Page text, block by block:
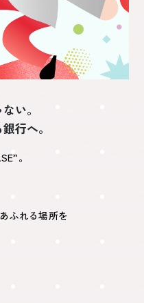
い。
行へ。
。
ふれる場所を